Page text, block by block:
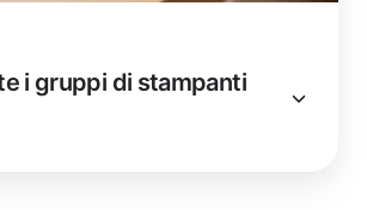
i gruppi di stampanti